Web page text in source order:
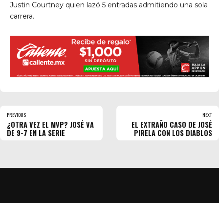
Justin Courtney quien lazó 5 entradas admitiendo una sola
carrera.
PREVIOUS
¿OTRA VEZ EL MVP? JOSÉ VA
DE 9-7 EN LA SERIE
NEXT
EL EXTRAÑO CASO DE JOSÉ
PIRELA CON LOS DIABLOS